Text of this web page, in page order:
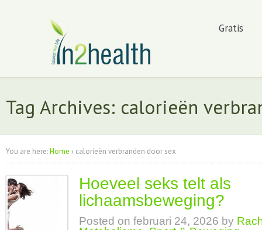
Gratis
Tag Archives: calorieën
You are here:Home › calorieën verbranden door sex
Hoeveel seks telt als
lichaamsbeweging?
Posted on februari 24, 2026 by